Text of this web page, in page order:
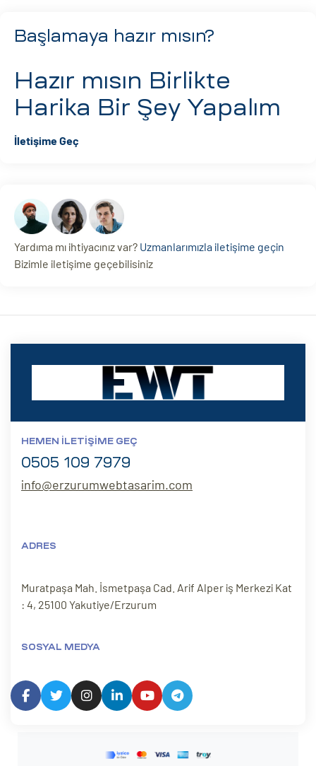
Başlamaya hazır mısın?
Hazır mısın Birlikte
Harika Bir Şey Yapalım
İletişime Geç
Yardıma mı ihtiyacınız var? Uzmanlarımızla iletişime geçin
Bizimle iletişime geçebilisiniz
HEMEN İLETIŞIME GEÇ
0505 109 7979
info@erzurumwebtasarim.com
ADRES
Muratpaşa Mah. İsmetpaşa Cad. Arif Alper iş Merkezi Kat
: 4, 25100 Yakutiye/Erzurum
SOSYAL MEDYA